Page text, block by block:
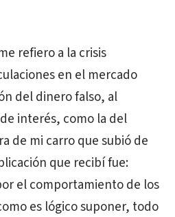
refiero a la crisis
en el mercado
del dinero falso, al
interés, como la del
de mi carro que subió de
que recibí fue:
el comportamiento de los
es lógico suponer, todo